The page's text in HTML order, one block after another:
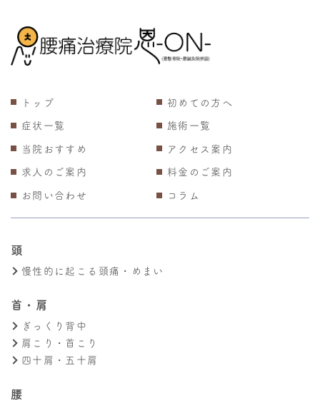
トップ
初めての方へ
症状一覧
施術一覧
当院おすすめ
アクセス案内
求人のご案内
料金のご案内
お問い合わせ
コラム
頭
慢性的に起こる頭痛・めまい
首・肩
ぎっくり背中
肩こり・首こり
四十肩・五十肩
腰